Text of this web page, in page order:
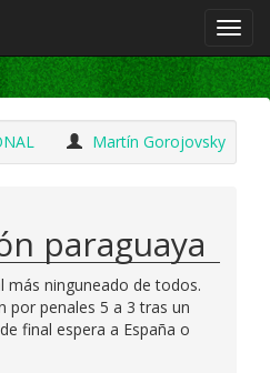
Martín Gorojovsky
paraguaya
más ninguneado de todos.
por penales 5 a 3 tras un
final espera a España o